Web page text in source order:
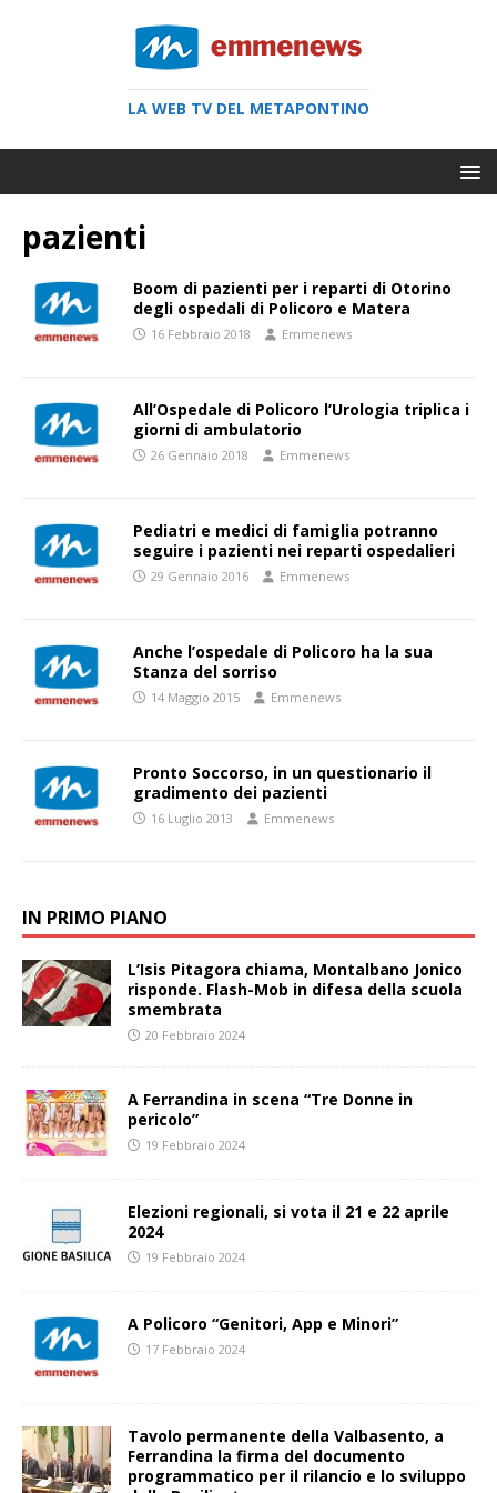
LA WEB TV DEL METAPONTINO
pazienti
Boom di pazienti per i reparti di Otorino
degli ospedali di Policoro e Matera
16 Febbraio 2018 Emmenews
All’Ospedale di Policoro l’Urologia triplica i
giorni di ambulatorio
26 Gennaio 2018 Emmenews
Pediatri e medici di famiglia potranno
seguire i pazienti nei reparti ospedalieri
29 Gennaio 2016 Emmenews
Anche l’ospedale di Policoro ha la sua
Stanza del sorriso
14 Maggio 2015 Emmenews
Pronto Soccorso, in un questionario il
gradimento dei pazienti
16 Luglio 2013 Emmenews
IN PRIMO PIANO
L’Isis Pitagora chiama, Montalbano Jonico
risponde. Flash-Mob in difesa della scuola
smembrata
20 Febbraio 2024
A Ferrandina in scena “Tre Donne in
pericolo”
19 Febbraio 2024
Elezioni regionali, si vota il 21 e 22 aprile
2024
19 Febbraio 2024
A Policoro “Genitori, App e Minori”
17 Febbraio 2024
Tavolo permanente della Valbasento, a
Ferrandina la firma del documento
programmatico per il rilancio e lo sviluppo